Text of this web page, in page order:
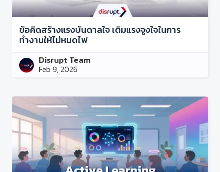
ข้อคิดสร้างแรงบันดาลใจ เติมแรงจูงใจในการ
ทำงานให้ไม่หมดไฟ
Disrupt Team
Feb 9, 2026